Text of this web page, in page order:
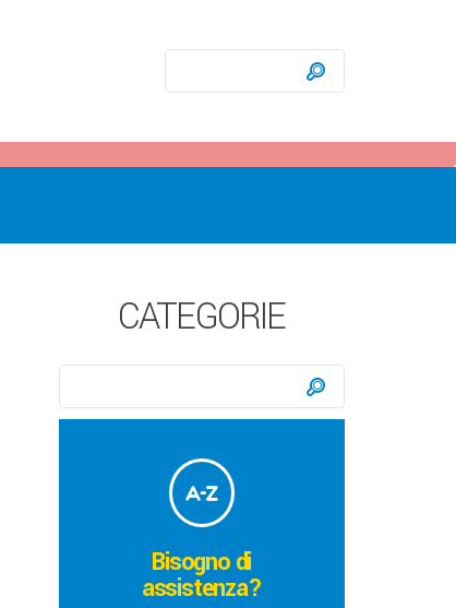
CATEGORIE
Bisogno di
assistenza?